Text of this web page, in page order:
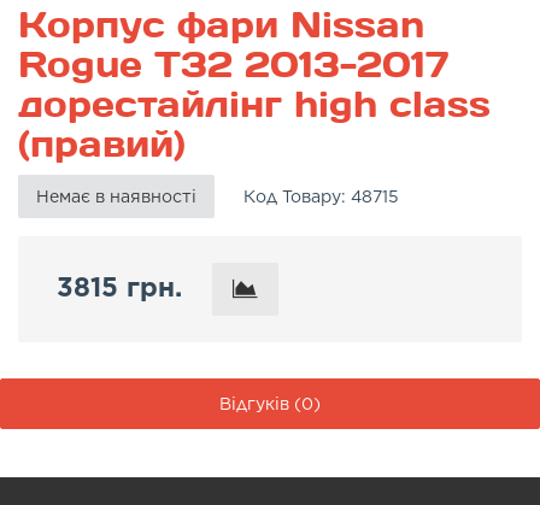
Корпус фари Nissan
Rogue T32 2013-2017
дорестайлінг high class
(правий)
Немає в наявності Код Товару: 48715
3815 грн.
Відгуків (0)